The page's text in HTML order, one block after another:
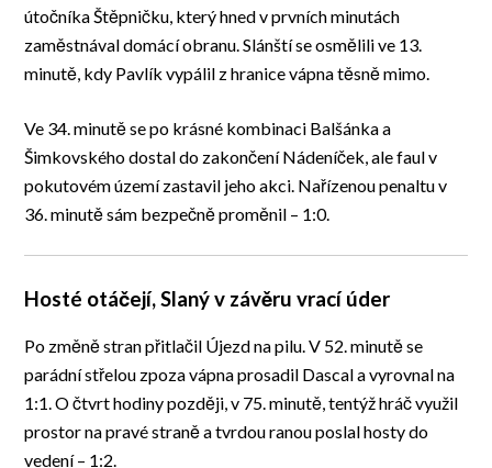
útočníka Štěpničku, který hned v prvních minutách
zaměstnával domácí obranu. Slánští se osmělili ve 13.
minutě, kdy Pavlík vypálil z hranice vápna těsně mimo.
Ve 34. minutě se po krásné kombinaci Balšánka a
Šimkovského dostal do zakončení Nádeníček, ale faul v
pokutovém území zastavil jeho akci. Nařízenou penaltu v
36. minutě sám bezpečně proměnil – 1:0.
Hosté otáčejí, Slaný v závěru vrací úder
Po změně stran přitlačil Újezd na pilu. V 52. minutě se
parádní střelou zpoza vápna prosadil Dascal a vyrovnal na
1:1. O čtvrt hodiny později, v 75. minutě, tentýž hráč využil
prostor na pravé straně a tvrdou ranou poslal hosty do
vedení – 1:2.